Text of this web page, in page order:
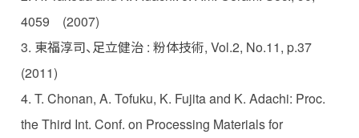
4059 (2007)
3. 東福淳司、足立健治 : 粉体技術, Vol.2, No.11, p.37
(2011)
4. T. Chonan, A. Tofuku, K. Fujita and K. Adachi: Proc.
the Third Int. Conf. on Processing Materials for